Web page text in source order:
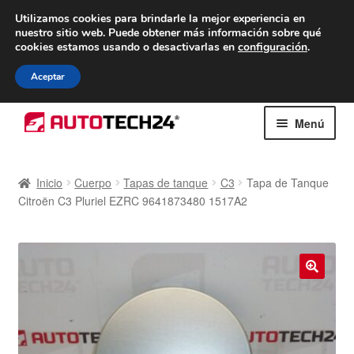
ENTREGA desde 7 EUR
De lunes a viernes de 9 a. m. a 4 p. m.
navegación
al
Menú
Caja registradora
Carro
Contacto
Envío al mundo entero
Inicio Cuerpo Tapas de tanque C3
Tapa de Tanque
Citroën C3 Pluriel EZRC 9641873480 1517A2
Utilizamos cookies para brindarle la mejor experiencia en
nuestro sitio web. Puede obtener más información sobre qué
cookies estamos usando o desactivarlas en configuración.
Aceptar